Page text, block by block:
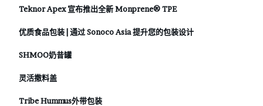
Teknor Apex 宣布推出全新 Monprene® TPE
优质食品包装 | 通过 Sonoco Asia 提升您的包装设计
SHMOO奶昔罐
灵活撒料盖
Tribe Hummus外带包装